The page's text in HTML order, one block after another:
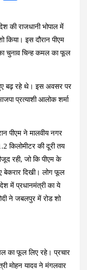
ar
e
की राजधानी भोपाल में
किया। इस दौरान पीएम
चुनाव चिन्ह कमल का फूल
बढ़ रहे थे। इस अवसर पर
प्रत्याशी आलोक शर्मा
पीएम ने मालवीय नगर
किलोमीटर की दूरी तय
रही, जो कि पीएम के
दिखी। लोग फूल
में प्रधानमंत्री का ये
ने जबलपुर में रोड शो
का फूल लिए रहे। प्रचार
मोहन यादव ने मंगलवार